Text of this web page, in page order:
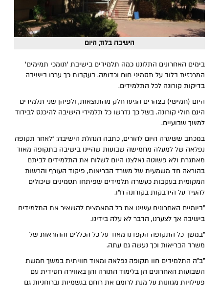
הישיבה בלוד, היום
בימים האחרונים התלוננו כמה תלמידים בישיבת 'תומכי תמימים'
המרכזית בלוד על תסמיני חום וכדומה. בעקבות כך ערכו בישיבה
בדיקות קורונה לכל התלמידים.
היום (חמישי) בצהרים הגיעו חלק מהתוצאות, ולפיהן שני תלמידים
הינם חולי קורונה. בשל כך נדרשו כל תלמידי הישיבה להיכנס לבידוד
למשך שבועיים.
במכתב ששיגרה היום להורים, כתבה הנהלת הישיבה: "לאחר תקופה
נפלאה של למעלה מחמישה שבועות שהיינו בישיבה בתקופה מאוד
מאתגרת ולא פשוטה נאלצנו היום לשלוח את התלמידים לביתם
בהוראה חד משמעית של משרד הבריאות, פיקוד העורף והרשות
המקומית בעקבות כעשרה תלמידים שפיתחו תסמינים שיכולים
להעיד על הידבקות בקורונה ח"ו.
"ביומיים האחרונים עשינו את כל המאמצים להשאיר את התלמידים
בישיבה אך לצערנו, הדבר לא עלה בידינו.
"במשך כל התקופה הקפדנו מאוד על כל הכללים וההוראות של
משרד הבריאות וכך נעשה גם עתה.
"ב"ה התלמידים חוו תקופה נפלאה ומאוד חוויתית במשך חמשת
השבועות האחרונים הן בלימוד התורה והן באווירה חסידית עם
פעילויות מגוונות על מנת לרומם את רוחם בגשמיות וברוחניות גם